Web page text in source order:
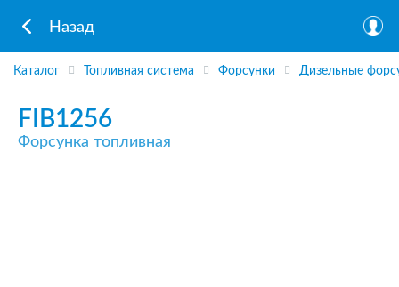
Назад
Каталог Топливная система Форсунки Дизельные
FIB1256
Форсунка топливная